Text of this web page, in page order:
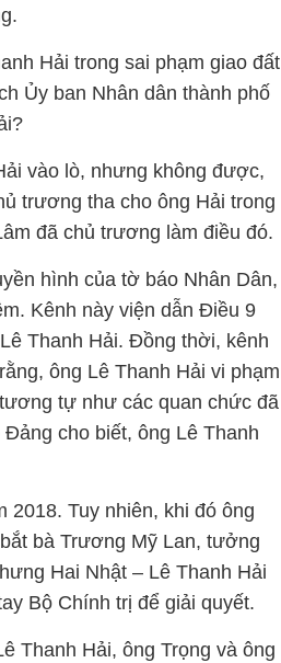
Hải trong sai phạm giao đất
Ủy ban Nhân dân thành phố
vào lò, nhưng không được,
trương tha cho ông Hải trong
đã chủ trương làm điều đó.
hình của tờ báo Nhân Dân,
Kênh này viện dẫn Điều 9
Thanh Hải. Đồng thời, kênh
ông Lê Thanh Hải vi phạm
tự như các quan chức đã
cho biết, ông Lê Thanh
2018. Tuy nhiên, khi đó ông
bà Trương Mỹ Lan, tưởng
Hai Nhật – Lê Thanh Hải
Bộ Chính trị để giải quyết.
Thanh Hải, ông Trọng và ông